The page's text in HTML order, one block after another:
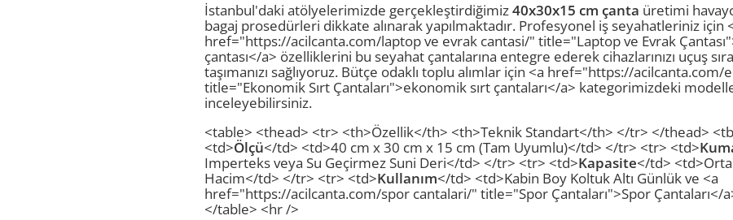
İstanbul'daki atölyelerimizde gerçekleştirdiğimiz40x30x15 cm çanta üretimi
bagaj prosedürleri dikkate alınarak yapılmaktadır. Profesyonel iş seyahatleriniz için
href="https://acilcanta.com/laptop ve evrak cantasi/" title="Laptop ve Evrak
çantası</a> özelliklerini bu seyahat çantalarına entegre ederek cihazlarınızı uçuş
taşımanızı sağlıyoruz. Bütçe odaklı toplu alımlar için <a href="https://
title="Ekonomik Sırt Çantaları">ekonomik sırt çantaları</a> kategorimizdeki
inceleyebilirsiniz.
<table> <thead> <tr> <th>Özellik</th> <th>Teknik Standart</th> </tr> </thead>
<td>Ölçü</td> <td>40 cm x 30 cm x 15 cm (Tam Uyumlu)</td> </tr> <tr> <td>
Imperteks veya Su Geçirmez Suni Deri</td> </tr> <tr> <td>Kapasite</td>
Hacim</td> </tr> <tr> <td>Kullanım</td> <td>Kabin Boy Koltuk Altı Günlük ve <a
href="https://acilcanta.com/spor cantalari/" title="Spor Çantaları">Spor
</table> <hr />